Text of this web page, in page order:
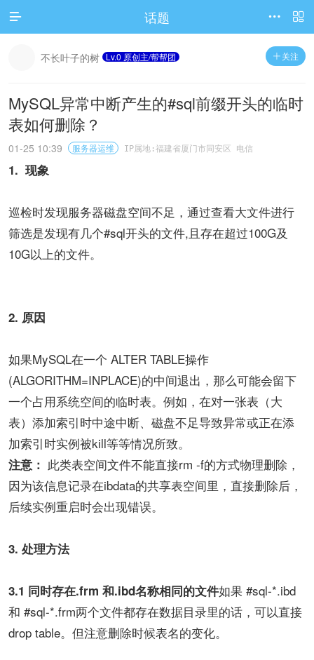
 话题 

 关注
不长叶子的树 Lv.0 原创主/帮帮团
MySQL异常中断产生的#sql前缀开头的临时
表如何删除？
01-25 10:39 服务器运维 IP属地:福建省厦门市同安区 电信
1. 现象
巡检时发现服务器磁盘空间不足，通过查看大文件进行
筛选是发现有几个#sql开头的文件,且存在超过100G及
10G以上的文件。
2. 原因
如果MySQL在一个 ALTER TABLE操作
(ALGORITHM=INPLACE)的中间退出，那么可能会留下
一个占用系统空间的临时表。例如，在对一张表（大
表）添加索引时中途中断、磁盘不足导致异常或正在添
加索引时实例被kill等等情况所致。
注意： 此类表空间文件不能直接rm -f的方式物理删除，
因为该信息记录在ibdata的共享表空间里，直接删除后，
后续实例重启时会出现错误。
3. 处理方法
3.1 同时存在.frm 和.ibd名称相同的文件如果 #sql-*.ibd
和 #sql-*.frm两个文件都存在数据目录里的话，可以直接
drop table。但注意删除时候表名的变化。